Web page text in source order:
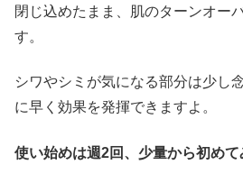
閉じ込めたまま、肌のターンオー
す。
シワやシミが気になる部分は少し
に早く効果を発揮できますよ。
使い始めは週2回、少量から初めて